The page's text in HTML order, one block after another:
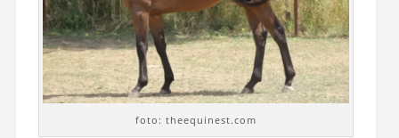
foto: theequinest.com